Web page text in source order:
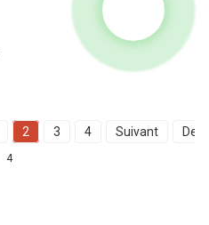
2 3 4 Suivant
4